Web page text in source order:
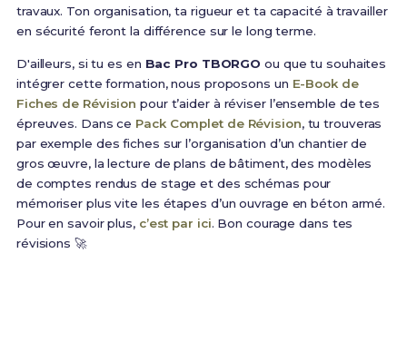
travaux. Ton organisation, ta rigueur et ta capacité à travailler
en sécurité feront la différence sur le long terme.
D'ailleurs, si tu es en Bac Pro TBORGO ou que tu souhaites
intégrer cette formation, nous proposons un E-Book de
Fiches de Révision pour t’aider à réviser l’ensemble de tes
épreuves. Dans ce Pack Complet de Révision, tu trouveras
par exemple des fiches sur l’organisation d’un chantier de
gros œuvre, la lecture de plans de bâtiment, des modèles
de comptes rendus de stage et des schémas pour
mémoriser plus vite les étapes d’un ouvrage en béton armé.
Pour en savoir plus, c’est par ici. Bon courage dans tes
révisions 🚀